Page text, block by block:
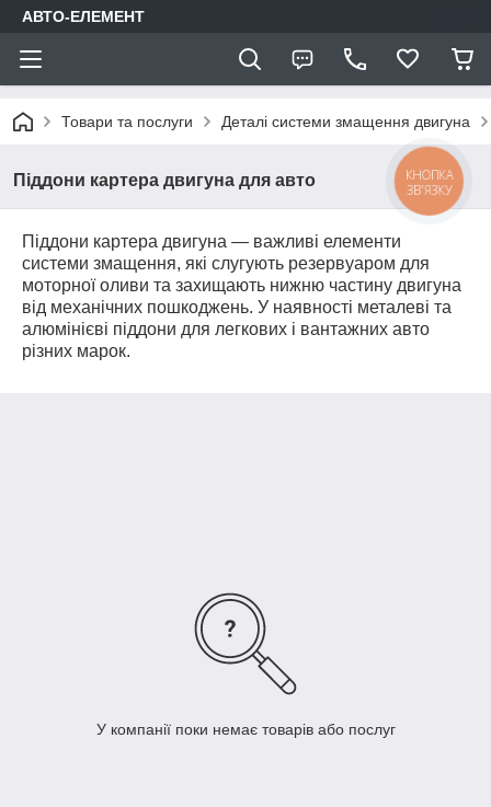
АВТО-ЕЛЕМЕНТ
Товари та послуги Деталі системи змащення двигуна
Піддони картера двигуна для авто
Піддони картера двигуна — важливі елементи
системи змащення, які слугують резервуаром для
моторної оливи та захищають нижню частину двигуна
від механічних пошкоджень. У наявності металеві та
алюмінієві піддони для легкових і вантажних авто
різних марок.
У компанії поки немає товарів або послуг
КНОПКА
ЗВ'ЯЗКУ